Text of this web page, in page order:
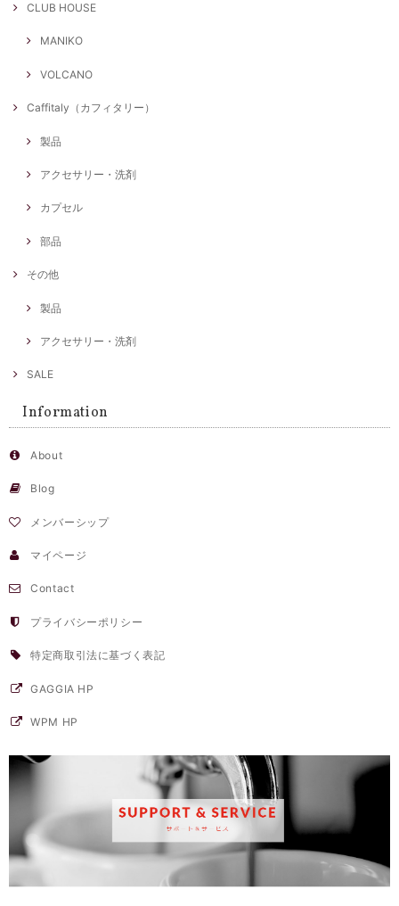
CLUB HOUSE
MANIKO
VOLCANO
Caffitaly（カフィタリー）
製品
アクセサリー・洗剤
カプセル
部品
その他
製品
アクセサリー・洗剤
SALE
Information
About
Blog
メンバーシップ
マイページ
Contact
プライバシーポリシー
特定商取引法に基づく表記
GAGGIA HP
WPM HP